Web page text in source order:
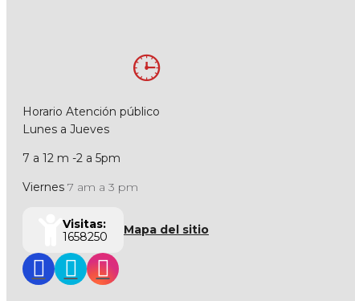
Horario Atención público
Lunes a Jueves
7 a 12 m -2 a 5pm
Viernes 7 am a 3 pm
Visitas:
1658250
Mapa del sitio